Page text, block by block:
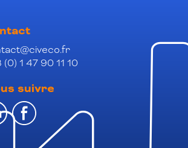
(0) 1 47 90 11 10
suivre